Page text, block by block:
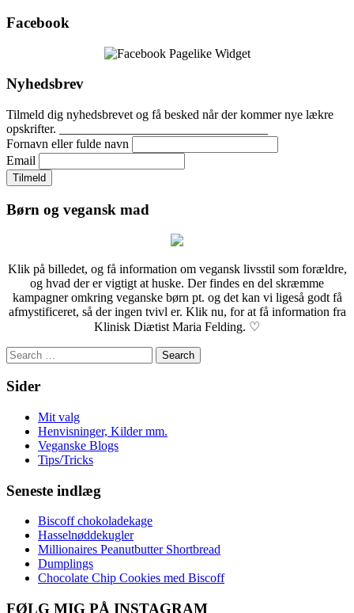
Facebook
Nyhedsbrev
Tilmeld dig nyhedsbrevet og få besked når der kommer nye lækre
opskrifter. _________________________________
Fornavn eller fulde navn
Email
Børn og vegansk mad
Klik på billedet, og få information om vegansk livsstil som forældre,
og hvad der er vigtigt at huske. Der findes en del skræmme
kampagner omkring veganske børn pt. og det kan vi ligeså godt få
afmystificeret, så der ingen tvivl er. Klik nu, for at få information fra
Klinisk Diætist Maria Felding. ♡
Search
for:
Sider
Mit valg
Henvisninger, Kilder mm.
Veganske Blogs
Tips/Tricks
Seneste indlæg
Biscoff chokoladekage
Hasselnøddekugler
Millionaires Peanutbutter Shortbread
Dumplings
Chocolate Chip Cookies med Biscoff
FØLG MIG PÅ INSTAGRAM